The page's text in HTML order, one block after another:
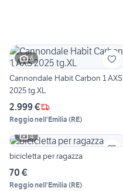
6
Cannondale Habit Carbon 1 AXS
2025 tg.XL
2.999 €
Reggio nell'Emilia (RE)
4
bicicletta per ragazza
70 €
Reggio nell'Emilia (RE)